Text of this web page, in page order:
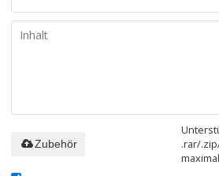
.rar/
Zubehör